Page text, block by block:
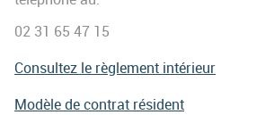
02 31 65 47 15
Consultez le règlement intérieur
Modèle de contrat résident